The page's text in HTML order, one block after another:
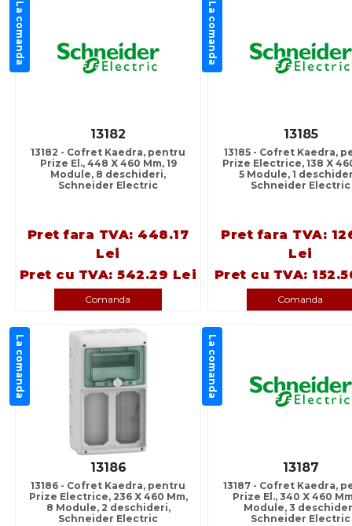
La comanda
13182
13182 - Cofret Kaedra, pentru
Prize El., 448 X 460 Mm, 19
Module, 8 deschideri,
Schneider Electric
Pret fara TVA: 448.17
Lei
Pret cu TVA: 542.29 Lei
Comanda
La comanda
13185
13185 - Cofret Kaedra,
Prize Electrice, 138 X
5 Module, 1
Schneider Electric
Pret fara TVA:
Lei
Pret cu TVA:
Comanda
La comanda
13186
13186 - Cofret Kaedra, pentru
Prize Electrice, 236 X 460 Mm,
8 Module, 2 deschideri,
Schneider Electric
La comanda
13187
13187 - Cofret Kaedra,
Prize El., 340 X 460
Module, 3
Schneider Electric